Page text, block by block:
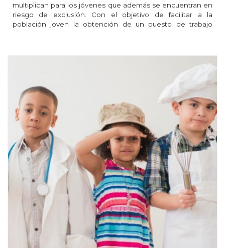
multiplican para los jóvenes que además se encuentran en
riesgo de exclusión. Con el objetivo de facilitar a la
población joven la obtención de un puesto de trabajo